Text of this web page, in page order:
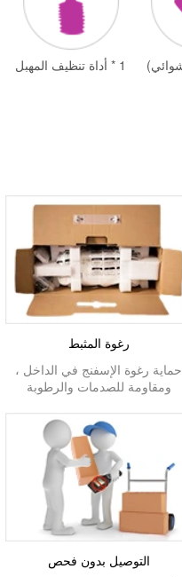
1 * أداة تنظيف المهبل
رغوة المثبط
حماية رغوة الإسفنج في الداخل ،
ومقاومة للصدمات والرطوبة
التوصيل بدون فحص